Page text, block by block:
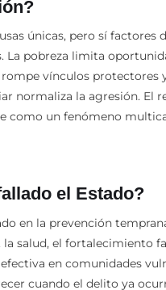
únicas, pero sí factores
La pobreza limita
vínculos protectores
normaliza la agresión. El
el Estado?
en la prevención
la salud, el fortalecimiento
en comunidades